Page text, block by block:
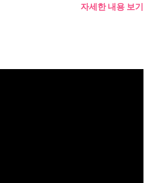
자세한 내용 보기